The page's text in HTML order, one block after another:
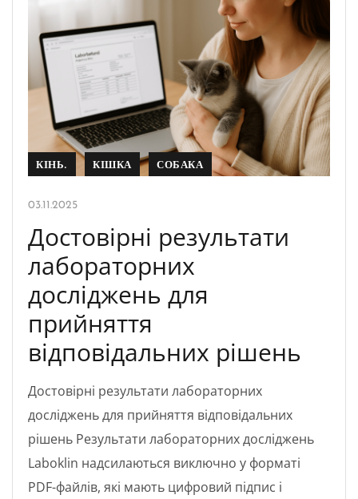
КІНЬ. КІШКА СОБАКА
03.11.2025
Достовірні результати
лабораторних
досліджень для
прийняття
відповідальних рішень
Достовірні результати лабораторних
досліджень для прийняття відповідальних
рішень Результати лабораторних досліджень
Laboklin надсилаються виключно у форматі
PDF-файлів, які мають цифровий підпис і